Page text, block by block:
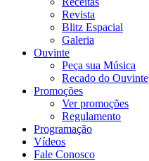
Revista
Blitz Espacial
Galeria
Ouvinte
Peça sua Música
Recado do Ouvinte
Promoções
Ver promoções
Regulamento
Programação
Vídeos
Fale Conosco